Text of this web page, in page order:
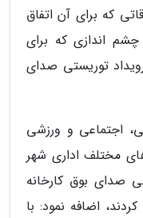
که برای آن اتفاق
چشم اندازی که برای
توریستی صدای
اجتماعی و ورزشی
مختلف اداری شهر
صدای بوق کارخانه
اضافه نمود: با